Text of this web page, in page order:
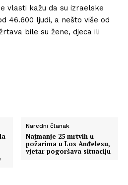
vlasti kažu da su izraelske
46.600 ljudi, a nešto više od
bile su žene, djeca ili
Naredni članak
Najmanje 25 mrtvih u
požarima u Los Anđelesu,
vjetar pogoršava situaciju